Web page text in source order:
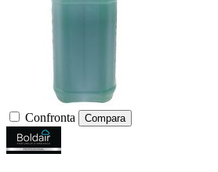
Confronta Compara